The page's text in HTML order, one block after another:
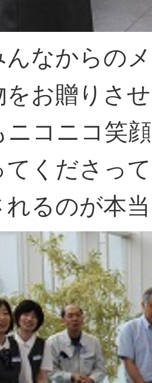
んなからの
をお贈りさ
ニコニコ笑
てくださっ
れるのが本